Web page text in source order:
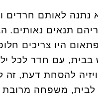
לאותם חרדים
תנאים נאותים.
היו צריכים
בבית, עם חדר לכל
להסחת דעת,
משפחה מרובת